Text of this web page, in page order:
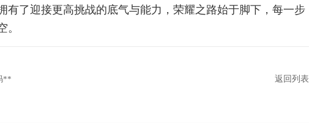
有了迎接更高挑战的底气与能力，荣耀之路始于脚下，每一步
。
** 返回列表